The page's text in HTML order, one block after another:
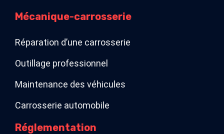
Mécanique-carrosserie
Réparation d’une carrosserie
Outillage professionnel
Maintenance des véhicules
Carrosserie automobile
Réglementation